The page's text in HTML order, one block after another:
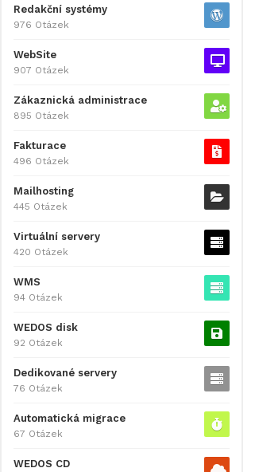
Redakční systémy
976 Otázek
WebSite
907 Otázek
Zákaznická administrace
895 Otázek
Fakturace
496 Otázek
Mailhosting
445 Otázek
Virtuální servery
420 Otázek
WMS
94 Otázek
WEDOS disk
92 Otázek
Dedikované servery
76 Otázek
Automatická migrace
67 Otázek
WEDOS CD